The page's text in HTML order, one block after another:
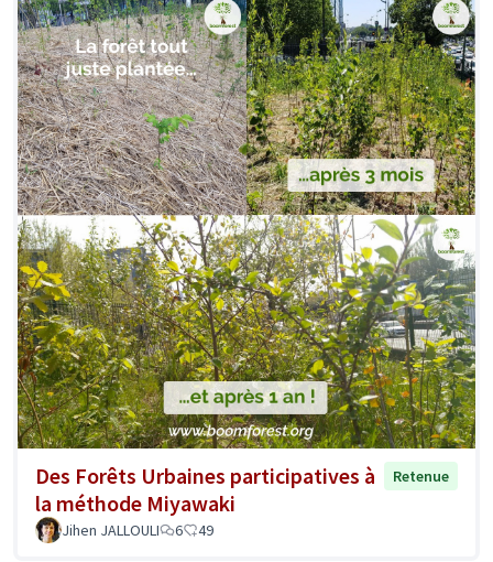
Des Forêts Urbaines participatives à
la méthode Miyawaki
Retenue
Jihen JALLOULI 6 49